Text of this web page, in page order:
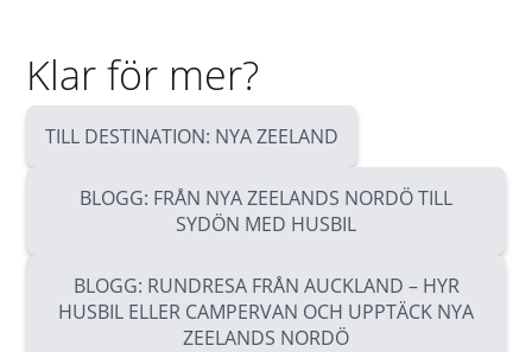
Klar för mer?
TILL DESTINATION: NYA ZEELAND
BLOGG: FRÅN NYA ZEELANDS NORDÖ TILL
SYDÖN MED HUSBIL
BLOGG: RUNDRESA FRÅN AUCKLAND – HYR
HUSBIL ELLER CAMPERVAN OCH UPPTÄCK NYA
ZEELANDS NORDÖ